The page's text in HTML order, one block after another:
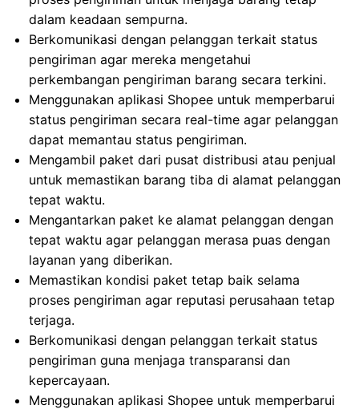
dalam keadaan sempurna.
Berkomunikasi dengan pelanggan terkait status
pengiriman agar mereka mengetahui
perkembangan pengiriman barang secara terkini.
Menggunakan aplikasi Shopee untuk memperbarui
status pengiriman secara real-time agar pelanggan
dapat memantau status pengiriman.
Mengambil paket dari pusat distribusi atau penjual
untuk memastikan barang tiba di alamat pelanggan
tepat waktu.
Mengantarkan paket ke alamat pelanggan dengan
tepat waktu agar pelanggan merasa puas dengan
layanan yang diberikan.
Memastikan kondisi paket tetap baik selama
proses pengiriman agar reputasi perusahaan tetap
terjaga.
Berkomunikasi dengan pelanggan terkait status
pengiriman guna menjaga transparansi dan
kepercayaan.
Menggunakan aplikasi Shopee untuk memperbarui